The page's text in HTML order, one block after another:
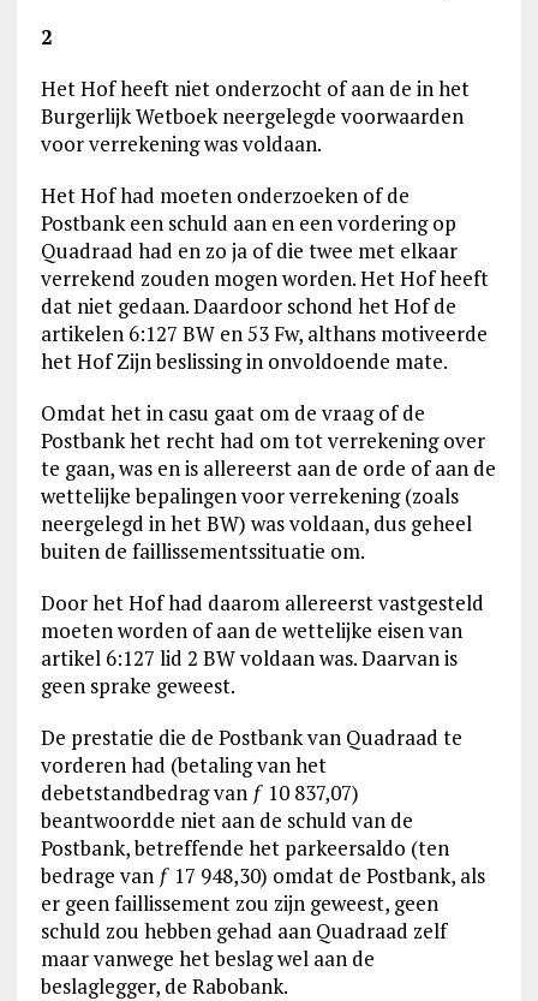
2
Het Hof heeft niet onderzocht of aan de in het
Burgerlijk Wetboek neergelegde voorwaarden
voor verrekening was voldaan.
Het Hof had moeten onderzoeken of de
Postbank een schuld aan en een vordering op
Quadraad had en zo ja of die twee met elkaar
verrekend zouden mogen worden. Het Hof heeft
dat niet gedaan. Daardoor schond het Hof de
artikelen 6:127 BW en 53 Fw, althans motiveerde
het Hof Zijn beslissing in onvoldoende mate.
Omdat het in casu gaat om de vraag of de
Postbank het recht had om tot verrekening over
te gaan, was en is allereerst aan de orde of aan de
wettelijke bepalingen voor verrekening (zoals
neergelegd in het BW) was voldaan, dus geheel
buiten de faillissementssituatie om.
Door het Hof had daarom allereerst vastgesteld
moeten worden of aan de wettelijke eisen van
artikel 6:127 lid 2 BW voldaan was. Daarvan is
geen sprake geweest.
De prestatie die de Postbank van Quadraad te
vorderen had (betaling van het
debetstandbedrag van ƒ 10 837,07)
beantwoordde niet aan de schuld van de
Postbank, betreffende het parkeersaldo (ten
bedrage van ƒ 17 948,30) omdat de Postbank, als
er geen faillissement zou zijn geweest, geen
schuld zou hebben gehad aan Quadraad zelf
maar vanwege het beslag wel aan de
beslaglegger, de Rabobank.